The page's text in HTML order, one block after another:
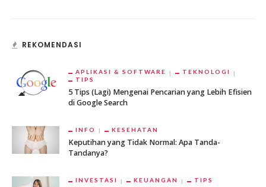
REKOMENDASI
APLIKASI & SOFTWARE
TEKNOLOGI
TIPS
5 Tips (Lagi) Mengenai Pencarian yang Lebih Efisien
di Google Search
INFO KESEHATAN
Keputihan yang Tidak Normal: Apa Tanda-
Tandanya?
INVESTASI KEUANGAN TIPS